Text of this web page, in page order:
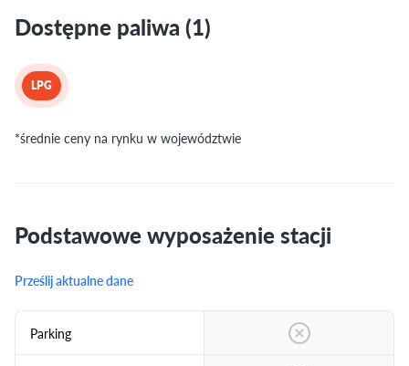
Dostępne paliwa (1)
LPG
*średnie ceny na rynku w województwie
Podstawowe wyposażenie stacji
Prześlij aktualne dane
Parking